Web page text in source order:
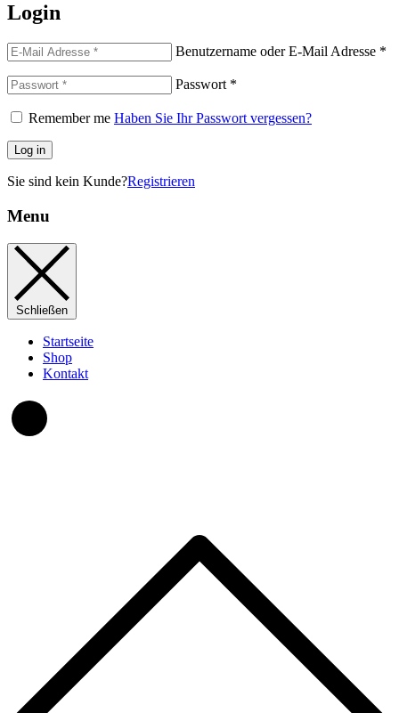
Login
Benutzername oder E-Mail Adresse *
Passwort *
Remember me Haben Sie Ihr Passwort vergessen?
Log in
Sie sind kein Kunde?Registrieren
Menu
Schließen
Startseite
Shop
Kontakt